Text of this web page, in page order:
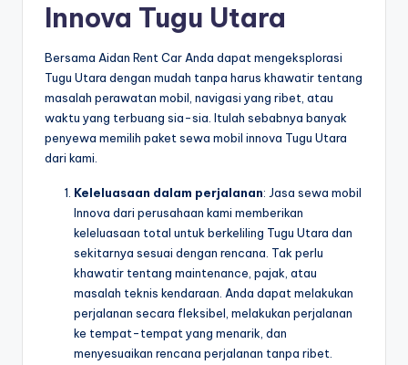
Innova Tugu Utara
Bersama Aidan Rent Car Anda dapat mengeksplorasi
Tugu Utara dengan mudah tanpa harus khawatir tentang
masalah perawatan mobil, navigasi yang ribet, atau
waktu yang terbuang sia-sia. Itulah sebabnya banyak
penyewa memilih paket sewa mobil innova Tugu Utara
dari kami.
Keleluasaan dalam perjalanan: Jasa sewa mobil
Innova dari perusahaan kami memberikan
keleluasaan total untuk berkeliling Tugu Utara dan
sekitarnya sesuai dengan rencana. Tak perlu
khawatir tentang maintenance, pajak, atau
masalah teknis kendaraan. Anda dapat melakukan
perjalanan secara fleksibel, melakukan perjalanan
ke tempat-tempat yang menarik, dan
menyesuaikan rencana perjalanan tanpa ribet.